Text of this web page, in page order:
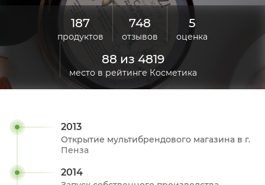
187
продуктов
748
отзывов
5
оценка
88 из 4819
место в рейтинге Косметика
2013
Открытие мультибрендового магазина в г.
Пенза
2014